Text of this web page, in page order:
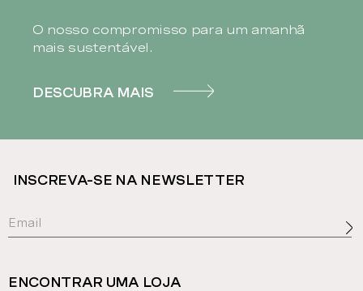
O nosso compromisso para um amanhã
mais sustentável.
DESCUBRA MAIS
INSCREVA-SE NA NEWSLETTER
ENCONTRAR UMA LOJA